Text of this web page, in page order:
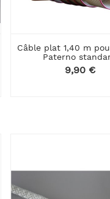
Câble plat 1,40 m
Paterno
Prix
9,90 €